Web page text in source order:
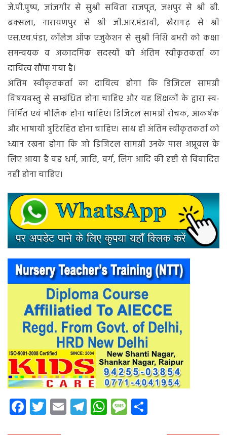
जे.पी.पुष्प, जांजगीर से सुश्री सविता राजपूत, जशपुर से श्री बी.
बक्सला, नारायणपुर से श्री जी.आर.मंडावी, खैरागढ़ से श्री
एस.एच.पंडा, कॉलेज ऑफ एजुकेशन से सुश्री निशि बभरी को कक्षा
समन्वयक व अकादमिक सदस्यों को अंतिम स्वीकृतकर्ता का
दायित्व सौंपा गया है।
अंतिम स्वीकृतकर्ता का दायित्व होगा कि डिजिटल सामग्री
विषयवस्तु से सम्बंधित होना चाहिए और यह शिक्षकों के द्वारा स्व-
निर्मित एवं मौलिक होना चाहिए। डिजिटल सामग्री रोचक, आकर्षक
और भाषायी त्रुटिरहित होना चाहिए। साथ ही अंतिम स्वीकृतकर्ता को
ध्यान रखना होगा कि जो डिजिटल सामग्री उनके पास अप्रूवल के
लिए आया है वह धर्म, जाति, वर्ग, लिंग आदि की दृष्टी से विवादित
नहीं होना चाहिए।
Facebook
Twitter
EmailTelegram
WhatsApp
Message